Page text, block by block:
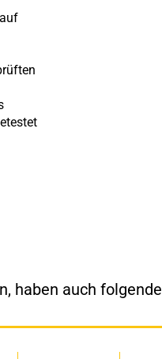
haben auch folgende